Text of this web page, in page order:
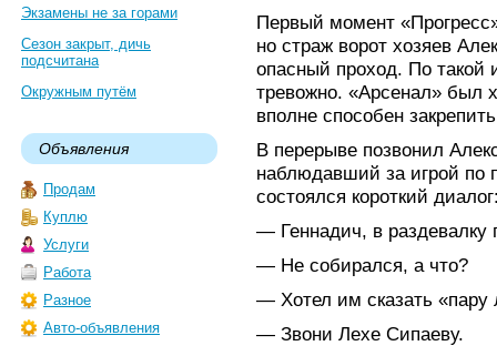
Экзамены не за горами
Сезон закрыт, дичь
подсчитана
Окружным путём
Объявления
Продам
Куплю
Услуги
Работа
Разное
Авто-объявления
Первый момент
но страж ворот хозяев
опасный проход. По такой
тревожно. «Арсенал» был
вполне способен
В перерыве позвонил
наблюдавший за игрой по
состоялся короткий
— Геннадич, в раздевалку
— Не собирался, а что?
— Хотел им сказать «пару
— Звони Лехе Сипаеву.